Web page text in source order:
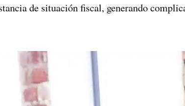
de situación fiscal, generando